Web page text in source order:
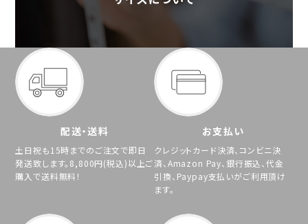
配送・送料
土日祝も15時までのご注文で即日
発送致します。8,800円(税込)以上ご
購入で送料無料！
お支払い
クレジットカード決済、コンビニ決
済、Amazon Pay、銀行振込、代金
引換、Paypay支払いがご利用頂け
ます。